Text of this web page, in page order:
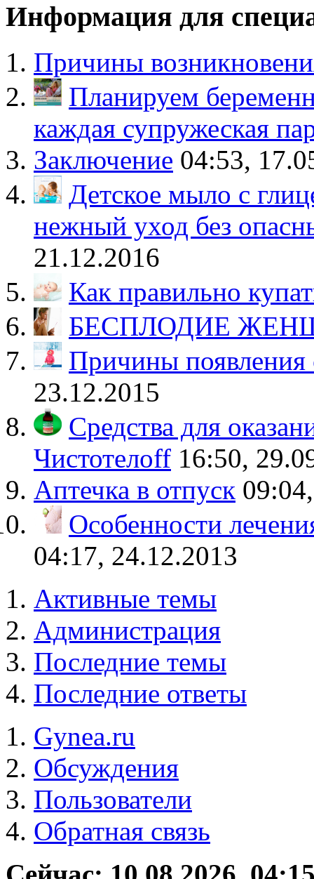
Информация для
Причины
Планируем
каждая супружеская
Заключение 04:53,
Детское мыло с
нежный уход без
21.12.2016
Как правильно
БЕСПЛОДИЕ
Причины появления
23.12.2015
Средства для
Чистотелоff 16:50,
Аптечка в отпуск
Особенности
04:17, 24.12.2013
Активные темы
Администрация
Последние темы
Последние ответы
Gynea.ru
Обсуждения
Пользователи
Обратная связь